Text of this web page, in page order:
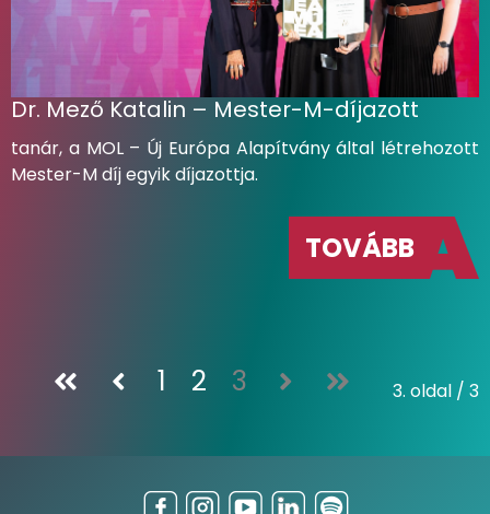
Dr. Mező Katalin – Mester-M-díjazott
tanár, a MOL – Új Európa Alapítvány által létrehozott
Mester-M díj egyik díjazottja.
TOVÁBB
3. oldal / 3
1 2 3